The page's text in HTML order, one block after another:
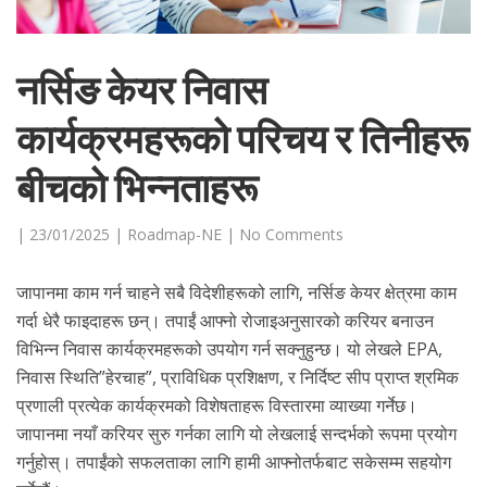
नर्सिङ केयर निवास
कार्यक्रमहरूको परिचय र तिनीहरू
बीचको भिन्नताहरू
| 23/01/2025 | Roadmap-NE | No Comments
जापानमा काम गर्न चाहने सबै विदेशीहरूको लागि, नर्सिङ केयर क्षेत्रमा काम
गर्दा धेरै फाइदाहरू छन्। तपाईं आफ्नो रोजाइअनुसारको करियर बनाउन
विभिन्न निवास कार्यक्रमहरूको उपयोग गर्न सक्नुहुन्छ। यो लेखले EPA,
निवास स्थिति”हेरचाह”, प्राविधिक प्रशिक्षण, र निर्दिष्ट सीप प्राप्त श्रमिक
प्रणाली प्रत्येक कार्यक्रमको विशेषताहरू विस्तारमा व्याख्या गर्नेछ।
जापानमा नयाँ करियर सुरु गर्नका लागि यो लेखलाई सन्दर्भको रूपमा प्रयोग
गर्नुहोस्। तपाईंको सफलताका लागि हामी आफ्नोतर्फबाट सकेसम्म सहयोग